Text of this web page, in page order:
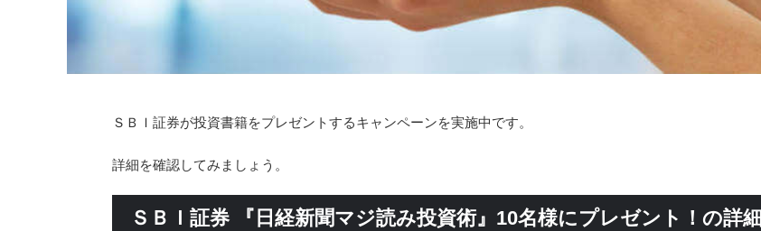
ＳＢＩ証券が投資書籍をプレゼントするキャンペーンを実施中です。
詳細を確認してみましょう。
ＳＢＩ証券 『日経新聞マジ読み投資術』10名様にプレゼント！の詳細